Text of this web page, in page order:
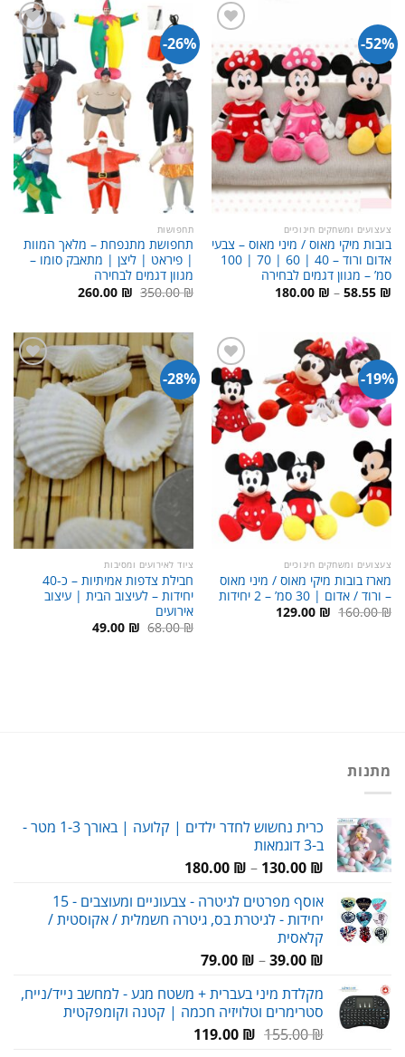
52%-
צעצועים ומשחקים חינוכיים
בובות מיקי מאוס / מיני מאוס – צבעי
אדום ורוד – 40 | 60 | 70 | 100
סמ’ – מגוון דגמים לבחירה
58.55 ₪
–
180.00 ₪ טווח
26%-
תחפושות
תחפושת מתנפחת – מלאך המוות
| פיראט | ליצן | מתאבק סומו –
מגוון דגמים לבחירה
350.00₪ המחיר
המקורי
260.00 ₪ המחיר
הנוכחי
19%-
צעצועים ומשחקים חינוכיים
מארז בובות מיקי מאוס / מיני מאוס
– ורוד / אדום | 30 סמ’ – 2 יחידות
160.00₪ המחיר
המקורי
129.00 ₪ המחיר
28%-
ציוד לאירועים ומסיבות
חבילת צדפות אמיתיות – כ-40
יחידות – לעיצוב הבית | עיצוב
אירועים
68.00₪ המחיר
המקורי
49.00 ₪ המחיר
מתנות
כרית נחשוש לחדר ילדים | קלועה | באורך 1-3 מטר -
ב-3 דוגמאות
130.00 ₪
–
180.00 ₪
עד
אוסף מפרטים לגיטרה - צבעוניים ומעוצבים - 15
יחידות - לגיטרת בס, גיטרה חשמלית / אקוסטית /
קלאסית
39.00 ₪
–
79.00 ₪
טווח
עד
מקלדת מיני בעברית + משטח מגע - למחשב נייד/נייח,
סטרימרים וטלויזיה חכמה | קטנה וקומפקטית
155.00₪
המחיר119.00 ₪
המחיר